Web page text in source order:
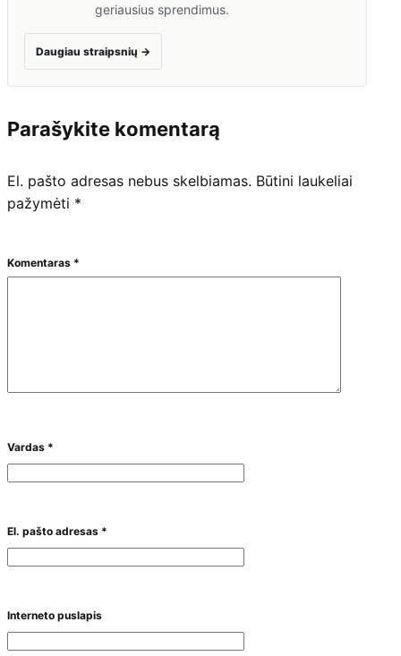
geriausius sprendimus.
Daugiau straipsnių →
Parašykite komentarą
El. pašto adresas nebus skelbiamas. Būtini laukeliai
pažymėti *
Komentaras *
Vardas *
El. pašto adresas *
Interneto puslapis